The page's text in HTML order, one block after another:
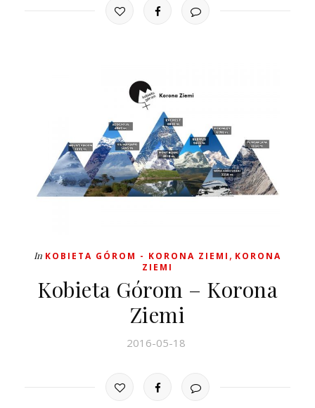
In KOBIETA GÓROM - KORONA ZIEMI , KORONA
ZIEMI
Kobieta Górom – Korona
Ziemi
2016-05-18